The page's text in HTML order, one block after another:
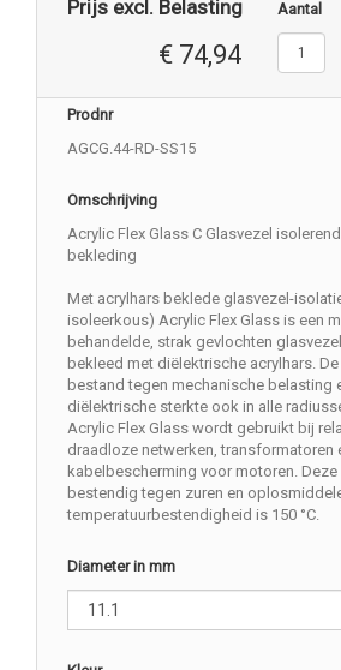
Prijs excl. Belasting
€ 74,94
Aantal
Prodnr
AGCG.44-RD-SS15
Omschrijving
Acrylic Flex Glass C Glasvezel
bekleding
Met acrylhars beklede glasvezel-
isoleerkous) Acrylic Flex Glass is een
behandelde, strak gevlochten
bekleed met diëlektrische acrylhars.
bestand tegen mechanische belasting
diëlektrische sterkte ook in alle
Acrylic Flex Glass wordt gebruikt bij
draadloze netwerken, transformatoren
kabelbescherming voor motoren.
bestendig tegen zuren en
temperatuurbestendigheid is 150 °C.
Diameter in mm